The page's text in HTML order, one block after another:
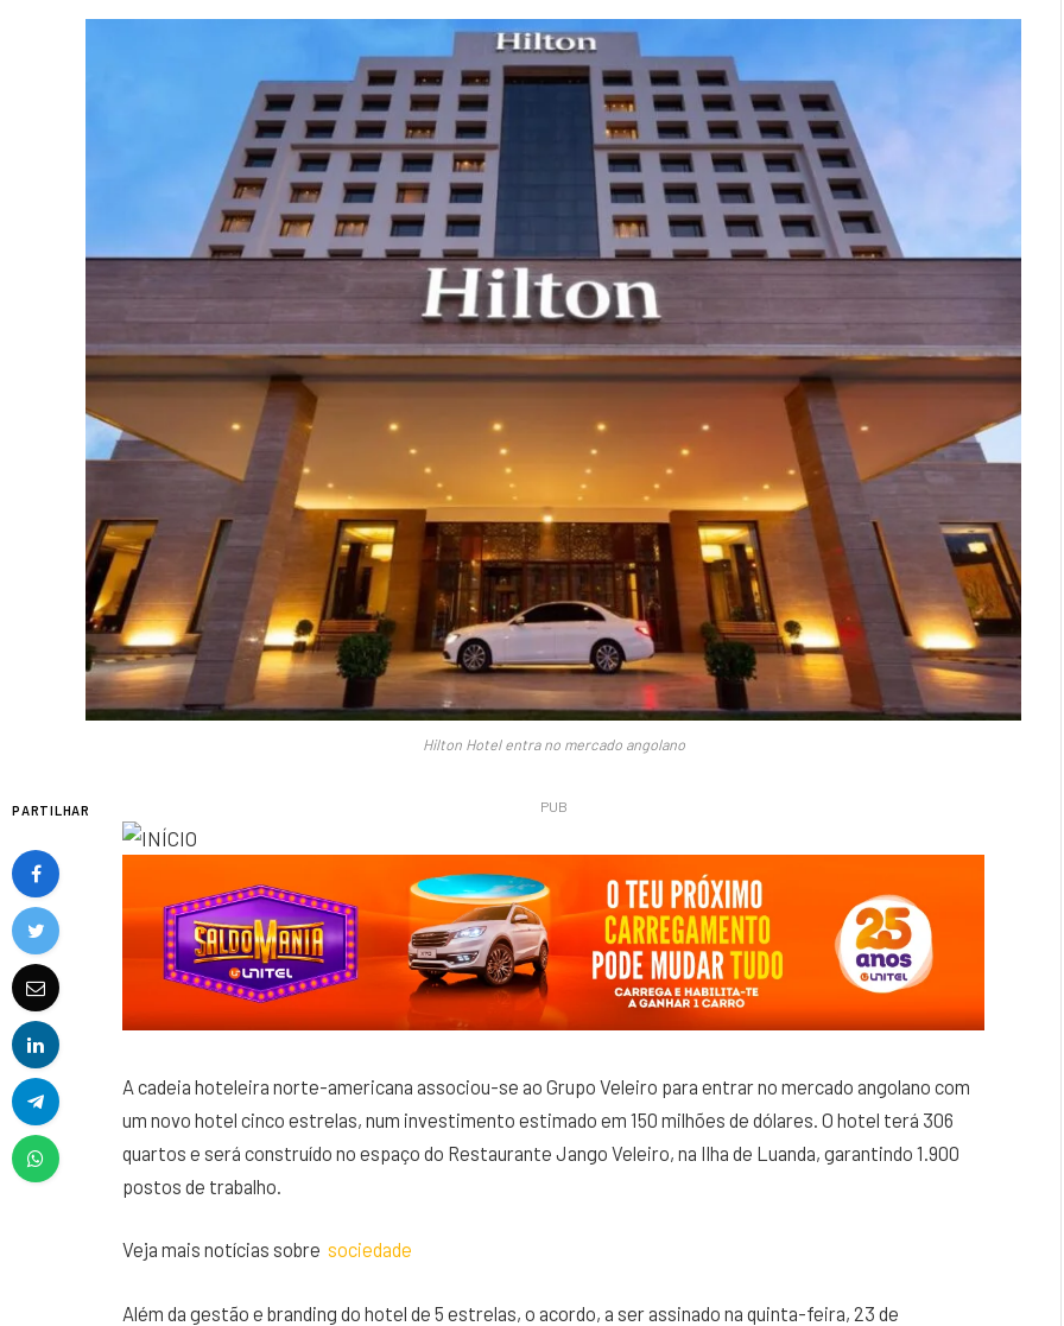
Hilton Hotel entra no mercado angolano
PARTILHAR PUB
A cadeia hoteleira norte-americana associou-se ao Grupo Veleiro para entrar no mercado angolano com
um novo hotel cinco estrelas, num investimento estimado em 150 milhões de dólares. O hotel terá 306
quartos e será construído no espaço do Restaurante Jango Veleiro, na Ilha de Luanda, garantindo 1.900
postos de trabalho.
Veja mais notícias sobre sociedade
Além da gestão e branding do hotel de 5 estrelas, o acordo, a ser assinado na quinta-feira, 23 de